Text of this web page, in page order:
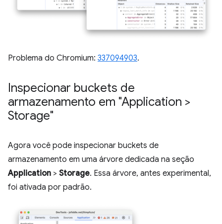
Problema do Chromium: 337094903.
Inspecionar buckets de
armazenamento em "Application >
Storage"
Agora você pode inspecionar buckets de
armazenamento em uma árvore dedicada na seção
Application > Storage. Essa árvore, antes experimental,
foi ativada por padrão.